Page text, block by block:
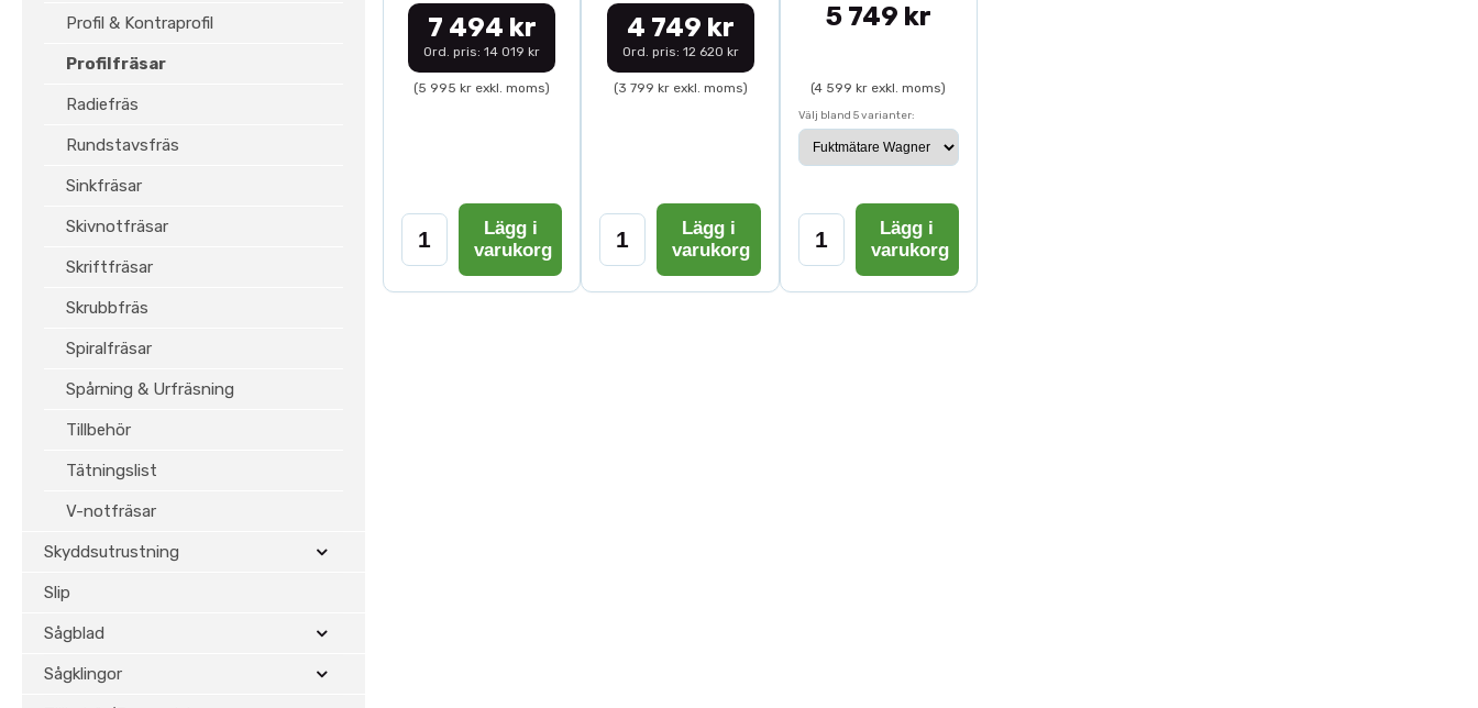
Profil & Kontraprofil
Profilfräsar
Radiefräs
Rundstavsfräs
Sinkfräsar
Skivnotfräsar
Skriftfräsar
Skrubbfräs
Spiralfräsar
Spårning & Urfräsning
Tillbehör
Tätningslist
V-notfräsar
Skyddsutrustning
Slip
Sågblad
Sågklingor
7 494 kr
Ord. pris: 14 019 kr
(5 995 kr exkl. moms)
Lägg i
varukorg
4 749 kr
Ord. pris: 12 620 kr
(3 799 kr exkl. moms)
Lägg i
varukorg
5 749 kr
(4 599 kr exkl. moms)
Välj bland 5 varianter:
Lägg i
varukorg